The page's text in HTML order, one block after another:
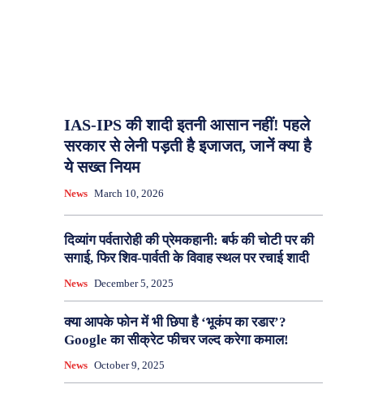
IAS-IPS की शादी इतनी आसान नहीं! पहले
सरकार से लेनी पड़ती है इजाजत, जानें क्या है
ये सख्त नियम
News March 10, 2026
दिव्यांग पर्वतारोही की प्रेमकहानी: बर्फ की चोटी पर की
सगाई, फिर शिव-पार्वती के विवाह स्थल पर रचाई शादी
News December 5, 2025
क्या आपके फोन में भी छिपा है ‘भूकंप का रडार’?
Google का सीक्रेट फीचर जल्द करेगा कमाल!
News October 9, 2025